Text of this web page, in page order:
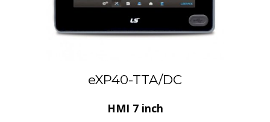
eXP40-TTA/DC
HMI 7 inch